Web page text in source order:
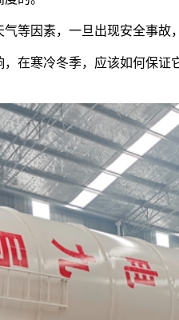
因素，一旦出现安全事故
在寒冷冬季，应该如何保证